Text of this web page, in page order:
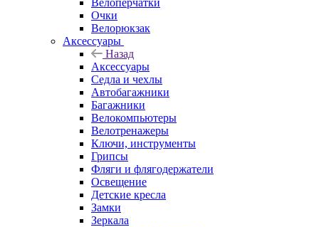
Велоперчатки
Очки
Велорюкзак
Аксессуары
Назад
Аксессуары
Седла и чехлы
Автобагажники
Багажники
Велокомпьютеры
Велотренажеры
Ключи, инструменты
Грипсы
Фляги и флягодержатели
Освещение
Детские кресла
Замки
Зеркала